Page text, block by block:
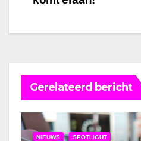
Gerelateerd bericht
NIEUWS SPOTLIGHT